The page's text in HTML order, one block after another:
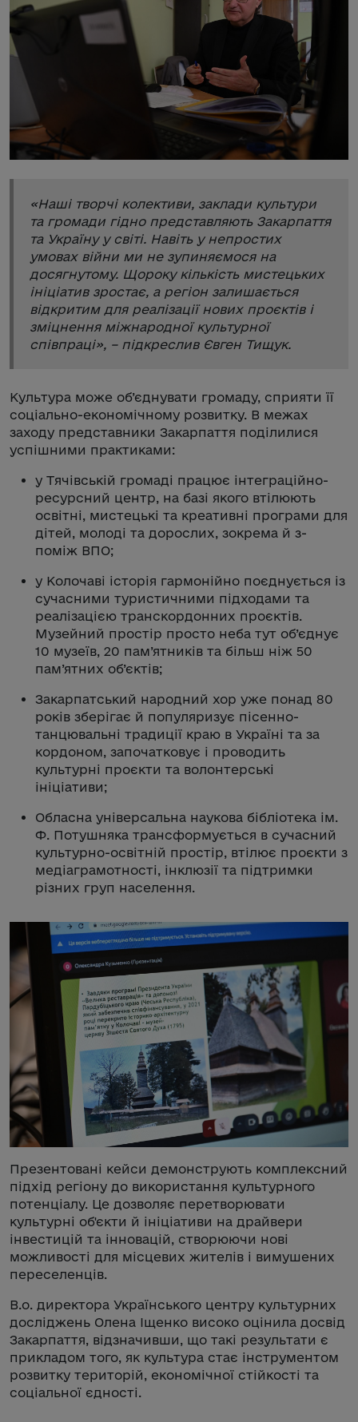
«Наші творчі колективи, заклади культури
та громади гідно представляють Закарпаття
та Україну у світі. Навіть у непростих
умовах війни ми не зупиняємося на
досягнутому. Щороку кількість мистецьких
ініціатив зростає, а регіон залишається
відкритим для реалізації нових проєктів і
зміцнення міжнародної культурної
співпраці», – підкреслив Євген Тищук.
Культура може об’єднувати громаду, сприяти її
соціально-економічному розвитку. В межах
заходу представники Закарпаття поділилися
успішними практиками:
у Тячівській громаді працює інтеграційно-
ресурсний центр, на базі якого втілюють
освітні, мистецькі та креативні програми для
дітей, молоді та дорослих, зокрема й з-
поміж ВПО;
у Колочаві історія гармонійно поєднується із
сучасними туристичними підходами та
реалізацією транскордонних проєктів.
Музейний простір просто неба тут об’єднує
10 музеїв, 20 пам’ятників та більш ніж 50
пам’ятних об’єктів;
Закарпатський народний хор уже понад 80
років зберігає й популяризує пісенно-
танцювальні традиції краю в Україні та за
кордоном, започатковує і проводить
культурні проєкти та волонтерські
ініціативи;
Обласна універсальна наукова бібліотека ім.
Ф. Потушняка трансформується в сучасний
культурно-освітній простір, втілює проєкти з
медіаграмотності, інклюзії та підтримки
різних груп населення.
Презентовані кейси демонструють комплексний
підхід регіону до використання культурного
потенціалу. Це дозволяє перетворювати
культурні об'єкти й ініціативи на драйвери
інвестицій та інновацій, створюючи нові
можливості для місцевих жителів і вимушених
переселенців.
В.о. директора Українського центру культурних
досліджень Олена Іщенко високо оцінила досвід
Закарпаття, відзначивши, що такі результати є
прикладом того, як культура стає інструментом
розвитку територій, економічної стійкості та
соціальної єдності.